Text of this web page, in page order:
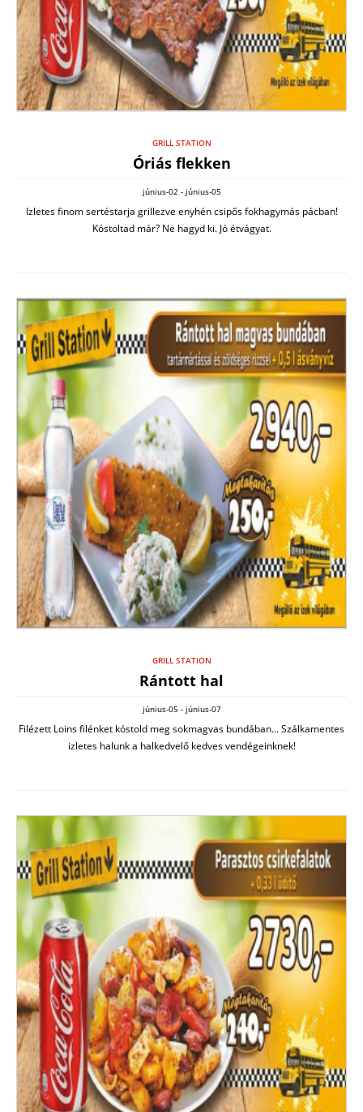
GRILL STATION
Óriás flekken
június-02 - június-05
Izletes finom sertéstarja grillezve enyhén csipős fokhagymás pácban!
Kóstoltad már? Ne hagyd ki. Jó étvágyat.
GRILL STATION
Rántott hal
június-05 - június-07
Filézett Loins filénket kóstold meg sokmagvas bundában... Szálkamentes
izletes halunk a halkedvelő kedves vendégeinknek!